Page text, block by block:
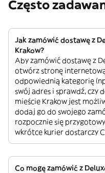
Często
Jak zamówić dostawę z
Krakow?
Aby zamówić dostawę z
otwórz stronę
odpowiednią kategorię
swój adres i sprawdź, czy
mieście Krakow jest
dodaj go do swojego
rozpocznie się
wkrótce kurier dostarczy
Co mogę zamówić z